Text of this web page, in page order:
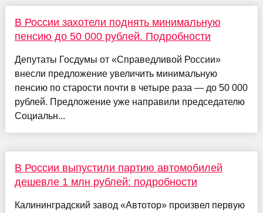
В России захотели поднять минимальную
пенсию до 50 000 рублей. Подробности
Депутаты Госдумы от «Справедливой России»
внесли предложение увеличить минимальную
пенсию по старости почти в четыре раза — до 50 000
рублей. Предложение уже направили председателю
Социальн...
В России выпустили партию автомобилей
дешевле 1 млн рублей: подробности
Калининградский завод «Автотор» произвел первую